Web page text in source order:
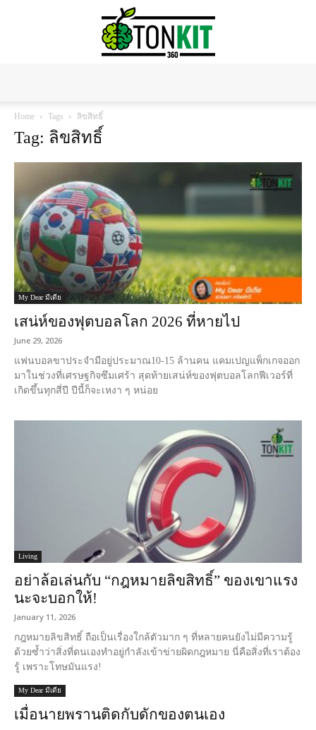
Home Tags ลิขสิทธิ์
Tag: ลิขสิทธิ์
My Dear มีเดีย
เสน่ห์ของฟุตบอลโลก 2026 ที่หายไป
June 29, 2026
แฟนบอลขาประจำมีอยู่ประมาณ10-15 ล้านคน แคมเปญแพ็กเกจออก
มาในช่วงที่เศรษฐกิจซึมเศร้า สุดท้ายเสน่ห์ของฟุตบอลโลกฟีเวอร์ที่
เกิดขึ้นทุกสี่ปี ปีนี้ก็จะเหงา ๆ หน่อย
Living
อย่าล้อเล่นกับ “กฎหมายลิขสิทธิ์” ของเขาแรง
นะจะบอกให้!
January 11, 2026
กฎหมายลิขสิทธิ์ ถือเป็นเรื่องใกล้ตัวมาก ๆ ที่หลายคนยังไม่มีความรู้
ด้วยซ้ำว่าสิ่งที่ตนเองทำอยู่กำลังเข้าข่ายผิดกฎหมาย นี่คือสิ่งที่เราต้อง
รู้ เพราะโทษมันแรง!
My Dear มีเดีย
เมื่อนายพรานติดกับดักของตนเอง